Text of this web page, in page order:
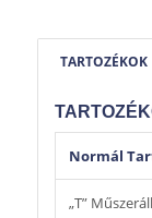
A legkisebb
A
kameralift
Magyar
TARTOZÉKOK
Normál
„T”